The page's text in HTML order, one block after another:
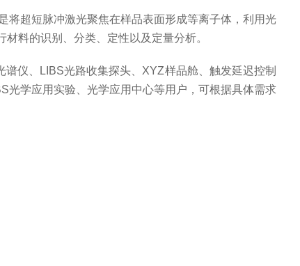
将超短脉冲激光聚焦在样品表面形成等离子体，利用光
料的识别、分类、定性以及定量分析。
仪、LIBS光路收集探头、XYZ样品舱、触发延迟控制
光学应用实验、光学应用中心等用户，可根据具体需求